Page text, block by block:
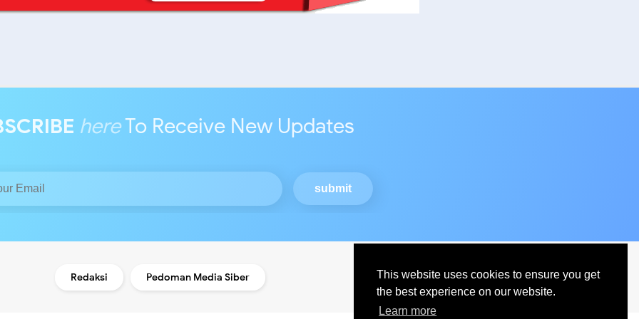
This website uses cookies to ensure you get
the best experience on our website.
Learn more
hereTo Receive New Updates
Redaksi Pedoman Media Siber